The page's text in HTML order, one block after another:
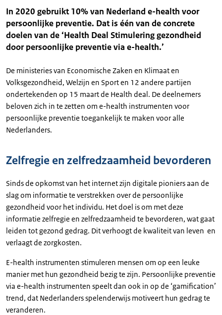
In 2020 gebruikt 10% van Nederland e-health voor
persoonlijke preventie. Dat is één van de concrete
doelen van de ‘Health Deal Stimulering gezondheid
door persoonlijke preventie via e-health.’
De ministeries van Economische Zaken en Klimaat en
Volksgezondheid, Welzijn en Sport en 12 andere partijen
ondertekenden op 15 maart de Health deal. De deelnemers
beloven zich in te zetten om e-health instrumenten voor
persoonlijke preventie toegankelijk te maken voor alle
Nederlanders.
Zelfregie en zelfredzaamheid bevorderen
Sinds de opkomst van het internet zijn digitale pioniers aan de
slag om informatie te verstrekken over de persoonlijke
gezondheid voor het individu. Het doel is om met deze
informatie zelfregie en zelfredzaamheid te bevorderen, wat gaat
leiden tot gezond gedrag. Dit verhoogt de kwaliteit van leven en
verlaagt de zorgkosten.
E-health instrumenten stimuleren mensen om op een leuke
manier met hun gezondheid bezig te zijn. Persoonlijke preventie
via e-health instrumenten speelt dan ook in op de ‘gamification’
trend, dat Nederlanders spelenderwijs motiveert hun gedrag te
veranderen.